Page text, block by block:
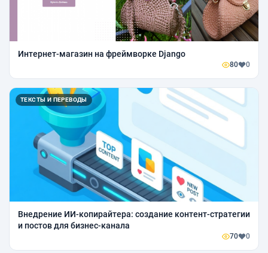
Интернет-магазин на фреймворке Django
80 0
ТЕКСТЫ И ПЕРЕВОДЫ
Внедрение ИИ-копирайтера: создание контент-стратегии
и постов для бизнес-канала
70 0